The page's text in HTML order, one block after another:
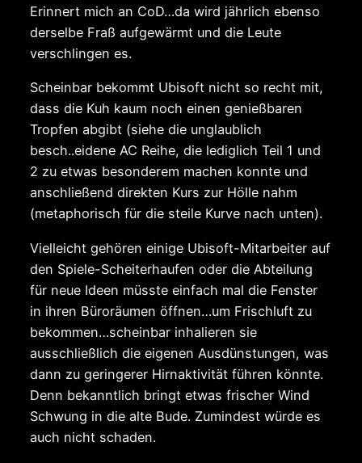
Erinnert mich an CoD…da wird jährlich ebenso
derselbe Fraß aufgewärmt und die Leute
verschlingen es.
Scheinbar bekommt Ubisoft nicht so recht mit,
dass die Kuh kaum noch einen genießbaren
Tropfen abgibt (siehe die unglaublich
besch..eidene AC Reihe, die lediglich Teil 1 und
2 zu etwas besonderem machen konnte und
anschließend direkten Kurs zur Hölle nahm
(metaphorisch für die steile Kurve nach unten).
Vielleicht gehören einige Ubisoft-Mitarbeiter auf
den Spiele-Scheiterhaufen oder die Abteilung
für neue Ideen müsste einfach mal die Fenster
in ihren Büroräumen öffnen…um Frischluft zu
bekommen…scheinbar inhalieren sie
ausschließlich die eigenen Ausdünstungen, was
dann zu geringerer Hirnaktivität führen könnte.
Denn bekanntlich bringt etwas frischer Wind
Schwung in die alte Bude. Zumindest würde es
auch nicht schaden.